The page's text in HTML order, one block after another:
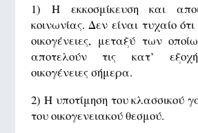
1) Η εκκοσμίκευση και
κοινωνίας. Δεν είναι τυχαίο ότι
οικογένειες, μεταξύ των
αποτελούν τις κατ’
οικογένειες σήμερα.
2) Η υποτίμηση του κλασσικού
του οικογενειακού θεσμού.